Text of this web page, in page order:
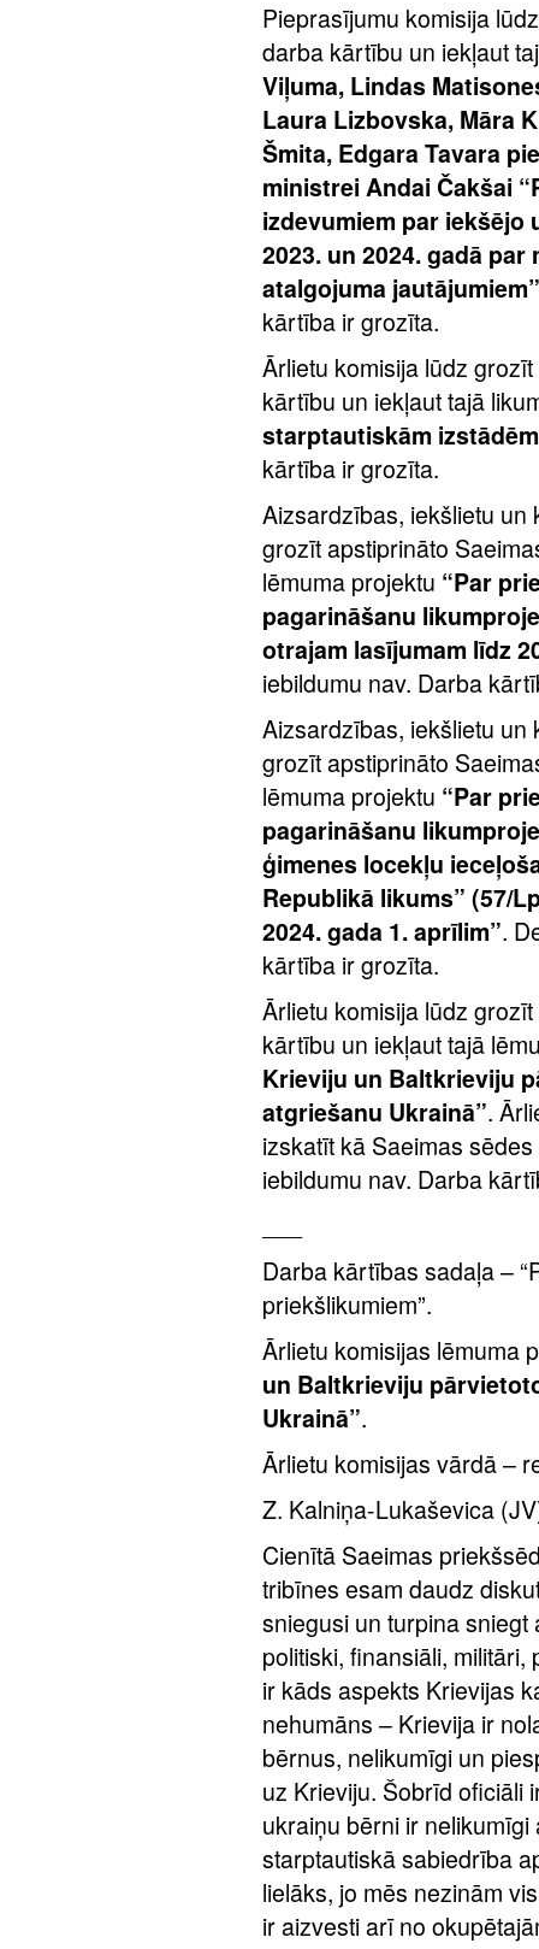
Pieprasījumu komisija
darba kārtību un iekļaut
Viļuma, Lindas
Laura Lizbovska, Māra
Šmita, Edgara Tavara
ministrei Andai Čakšai
izdevumiem par
2023. un 2024. gadā
atalgojuma jautājumiem”
kārtība ir grozīta.
Ārlietu komisija lūdz
kārtību un iekļaut tajā
starptautiskām
kārtība ir grozīta.
Aizsardzības, iekšlietu
grozīt apstiprināto
lēmuma projektu “Par
pagarināšanu
otrajam lasījumam līdz
iebildumu nav. Darba
Aizsardzības, iekšlietu
grozīt apstiprināto
lēmuma projektu “Par
pagarināšanu
ģimenes locekļu
Republikā likums” (57/
2024. gada 1. aprīlim”.
kārtība ir grozīta.
Ārlietu komisija lūdz
kārtību un iekļaut tajā
Krieviju un Baltkrieviju
atgriešanu Ukrainā”.
izskatīt kā Saeimas
iebildumu nav. Darba
Darba kārtības sadaļa –
priekšlikumiem”.
Ārlietu komisijas lēmuma
un Baltkrieviju
Ukrainā”.
Ārlietu komisijas vārdā –
Z. Kalniņa-Lukaševica
Cienītā Saeimas
tribīnes esam daudz
sniegusi un turpina
politiski, finansiāli,
ir kāds aspekts Krievijas
nehumāns – Krievija ir
bērnus, nelikumīgi un
uz Krieviju. Šobrīd oficiāli
ukraiņu bērni ir
starptautiskā sabiedrība
lielāks, jo mēs nezinām
ir aizvesti arī no